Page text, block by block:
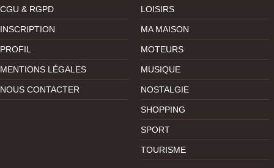
CGU & RGPD
INSCRIPTION
PROFIL
MENTIONS LÉGALES
NOUS CONTACTER
LOISIRS
MA MAISON
MOTEURS
MUSIQUE
NOSTALGIE
SHOPPING
SPORT
TOURISME